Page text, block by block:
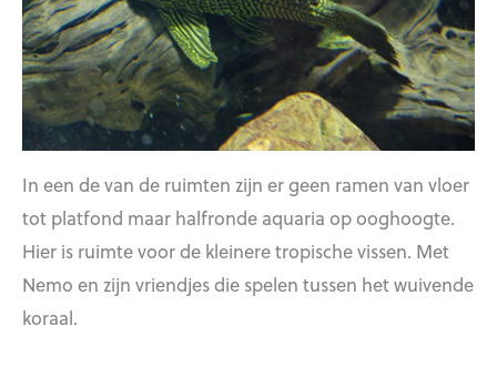
In een de van de ruimten zijn er geen ramen van vloer
tot platfond maar halfronde aquaria op ooghoogte.
Hier is ruimte voor de kleinere tropische vissen. Met
Nemo en zijn vriendjes die spelen tussen het wuivende
koraal.